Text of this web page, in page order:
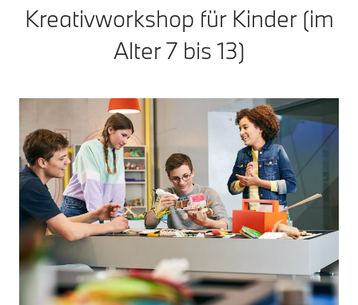
Kreativworkshop für Kinder (im
Alter 7 bis 13)